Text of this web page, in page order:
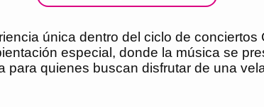
única dentro del ciclo de
especial, donde la música se
quienes buscan disfrutar de una